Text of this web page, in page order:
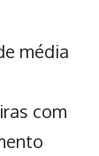
média
com